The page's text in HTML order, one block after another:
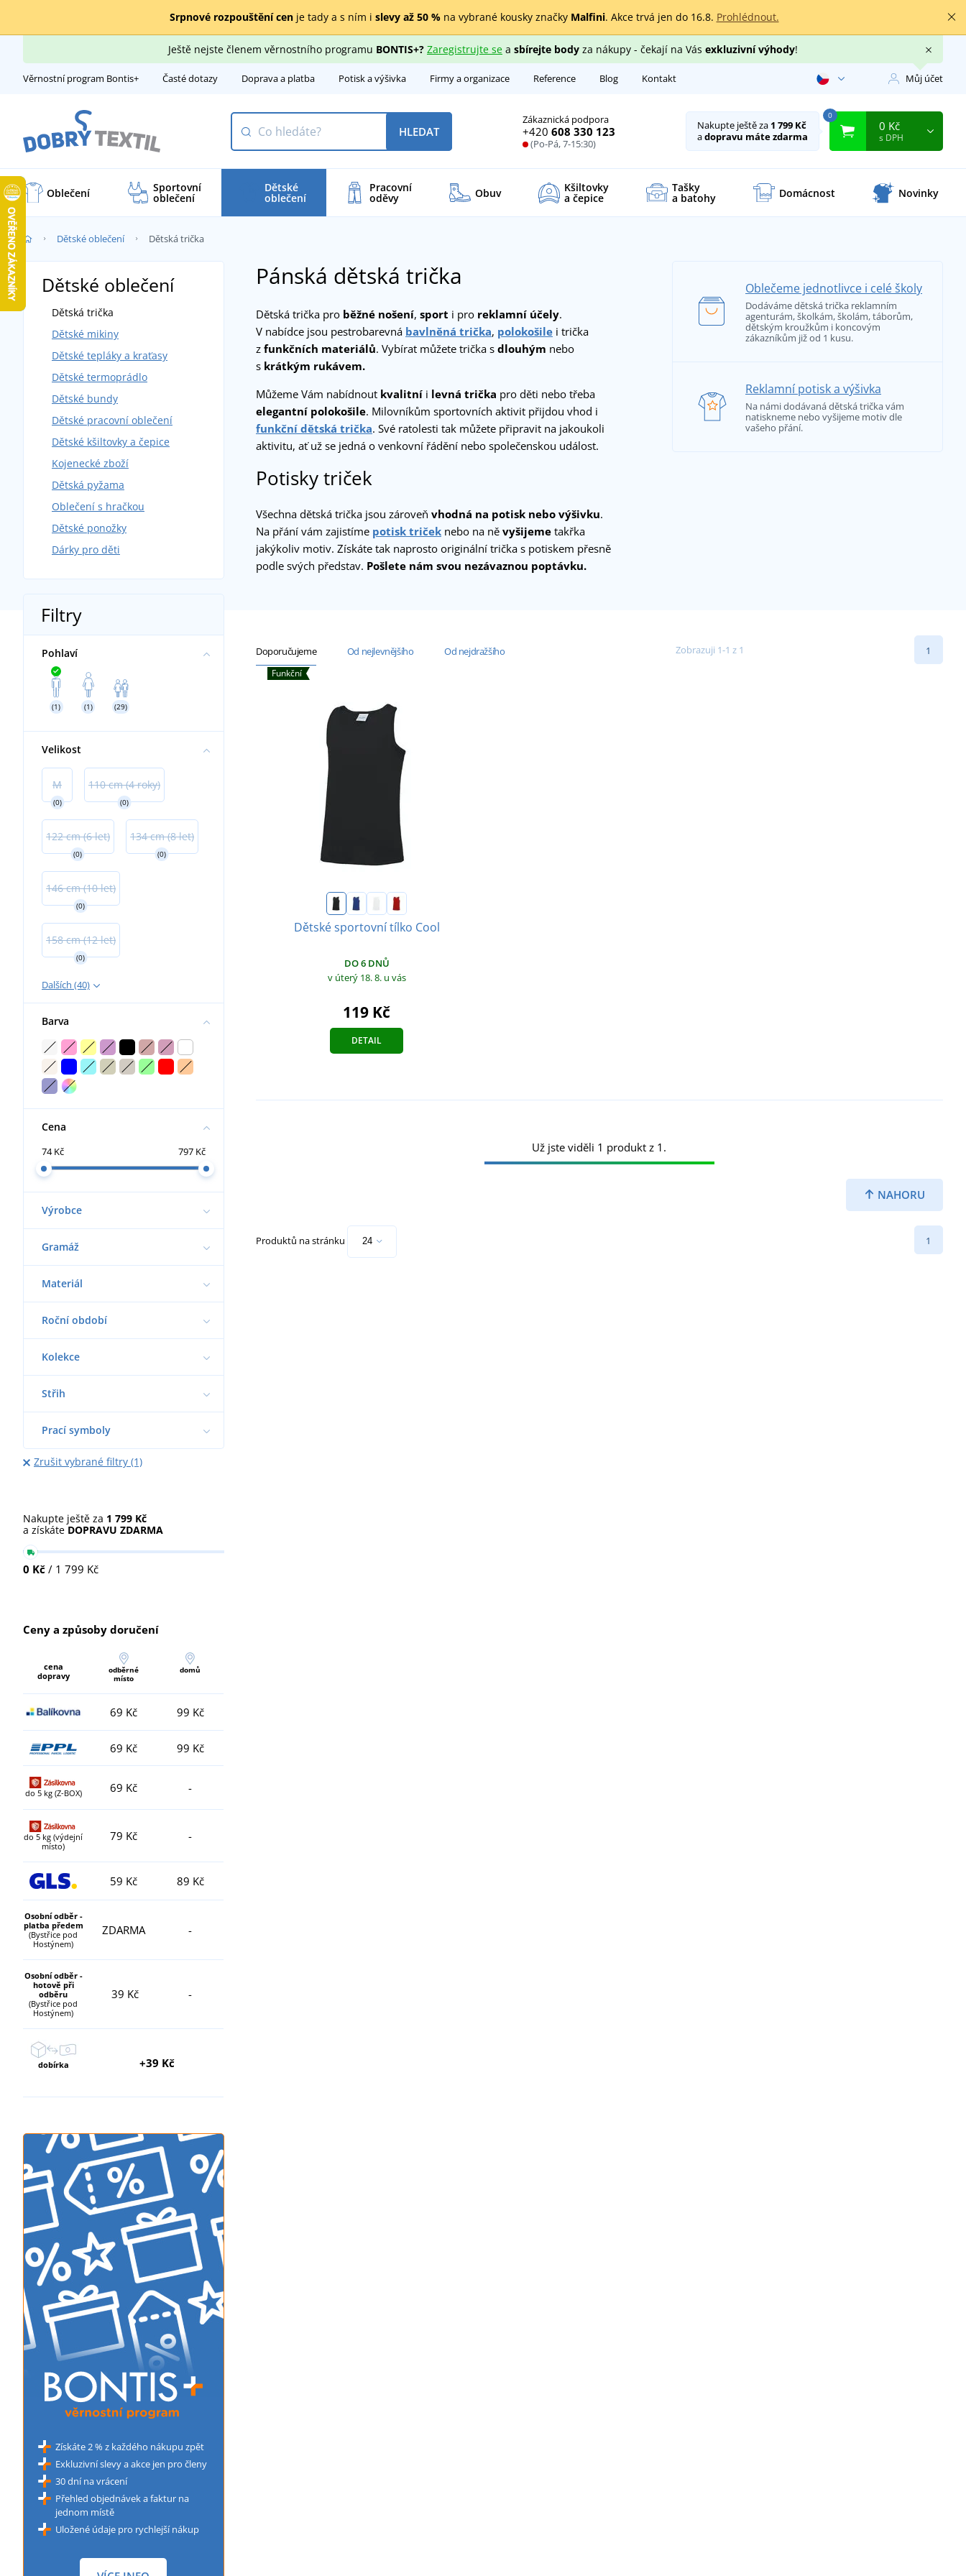
Srpnové rozpouštění cenje tady a s ním i slevy až 50 %na vybrané kousky značky Malfini. Akce trvá jen do 16.8. Prohlédnout.
Ještě nejste členem věrnostního programu BONTIS+? Zaregistrujte sea sbírejte bodyza nákupy - čekají na Vás exkluzivní výhody!
Věrnostní program Bontis+ Časté dotazy Doprava a platba Potisk a výšivka Firmy a organizace Reference Blog Kontakt Můj účet
Zákaznická podpora
+420 608 330 123
(Po-Pá, 7-15:30)
HLEDAT Nakupte ještě za 1 799 Kč
adopravu máte zdarma
0
0 Kč
s DPH
Oblečení Sportovní
oblečení
Dětské
oblečení
Pracovní
oděvy Obuv Kšiltovky
a čepice
Tašky
a batohy Domácnost Novinky
Dětské oblečení Dětská trička
Pánská dětská trička
Dětská trička pro běžné nošení, sport i pro reklamní účely.
V nabídce jsou pestrobarevná bavlněná trička, polokošile i trička
z funkčních materiálů. Vybírat můžete trička s dlouhým nebo
s krátkým rukávem.
Můžeme Vám nabídnout kvalitní i levná trička pro děti nebo třeba
elegantní polokošile. Milovníkům sportovních aktivit přijdou vhod i
funkční dětská trička. Své ratolesti tak můžete připravit na jakoukoli
aktivitu, ať už se jedná o venkovní řádění nebo společenskou událost.
Potisky triček
Všechna dětská trička jsou zároveň vhodná na potisk nebo výšivku.
Na přání vám zajistíme potisk triček nebo na ně vyšijeme takřka
jakýkoliv motiv. Získáte tak naprosto originální trička s potiskem přesně
podle svých představ. Pošlete nám svou nezávaznou poptávku.
Oblečeme jednotlivce i celé školy
Dodáváme dětská trička reklamním
agenturám, školkám, školám, táborům,
dětským kroužkům i koncovým
zákazníkům již od 1 kusu.
Reklamní potisk a výšivka
Na námi dodávaná dětská trička vám
natiskneme nebo vyšijeme motiv dle
vašeho přání.
Dětské oblečení
Dětská trička
Dětské mikiny
Dětské tepláky a kraťasy
Dětské termoprádlo
Dětské bundy
Dětské pracovní oblečení
Dětské kšiltovky a čepice
Kojenecké zboží
Dětská pyžama
Oblečení s hračkou
Dětské ponožky
Dárky pro děti
Filtry
Pohlaví
(1) (1) (29)
Velikost
M
(0)
110 cm (4 roky)
(0)
122 cm (6 let)
(0)
134 cm (8 let)
(0)
146 cm (10 let)
(0)
158 cm (12 let)
(0)
Dalších (40)
Barva
Cena
74 Kč 797 Kč
Výrobce
Gramáž
Materiál
Roční období
Kolekce
Střih
Prací symboly
Zrušit vybrané filtry (1)
Nakupte ještě za 1 799 Kč
a získáte DOPRAVU ZDARMA
0 Kč / 1 799 Kč
Ceny a způsoby doručení
cena
dopravy
odběrné
místo
domů
69 Kč 99 Kč
69 Kč 99 Kč
do 5 kg (Z-BOX) 69 Kč -
do 5 kg (výdejní
místo)
79 Kč -
59 Kč 89 Kč
Osobní odběr -
platba předem
(Bystřice pod
Hostýnem)
ZDARMA -
Osobní odběr -
hotově při
odběru
(Bystřice pod
Hostýnem)
39 Kč -
dobírka +39 Kč
Získáte 2 % z každého nákupu zpět
Exkluzivní slevy a akce jen pro členy
30 dní na vrácení
Přehled objednávek a faktur na
jednom místě
Uložené údaje pro rychlejší nákup
Doporučujeme Od nejlevnějšího Od nejdražšího Zobrazuji 1-1 z 1 1
Funkční
Dětské sportovní tílko Cool
DO 6 DNŮ
v úterý 18. 8. u vás
119 Kč
DETAIL
NAHORU
Už jste viděli 1 produkt z 1.
Produktů na stránku 1